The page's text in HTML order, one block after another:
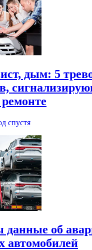
дым: 5
спустя
об
автомобилей